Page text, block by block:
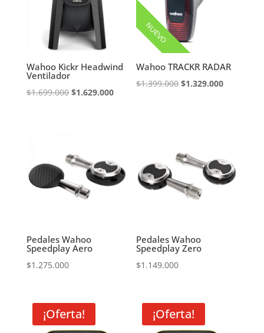
Wahoo Kickr Headwind
Ventilador
$1.699.000 El
$1.699.000.
$1.629.000El
NUEVO
Wahoo TRACKR RADAR
$1.399.000 El
$1.329.000El
Pedales Wahoo
Speedplay Aero
$1.275.000
Pedales Wahoo
Speedplay Zero
$1.149.000
¡Oferta! ¡Oferta!